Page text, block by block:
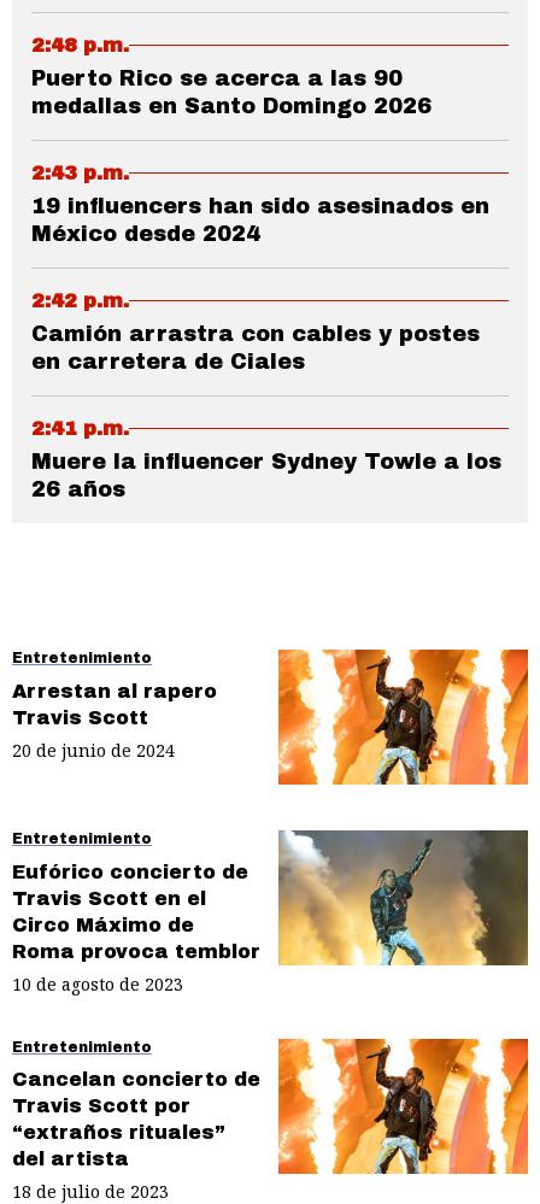
2:48 p.m.
Puerto Rico se acerca a las 90
medallas en Santo Domingo 2026
2:43 p.m.
19 influencers han sido asesinados en
México desde 2024
2:42 p.m.
Camión arrastra con cables y postes
en carretera de Ciales
2:41 p.m.
Muere la influencer Sydney Towle a los
26 años
Entretenimiento
Arrestan al rapero
Travis Scott
20 de junio de 2024
Entretenimiento
Eufórico concierto de
Travis Scott en el
Circo Máximo de
Roma provoca temblor
10 de agosto de 2023
Entretenimiento
Cancelan concierto de
Travis Scott por
“extraños rituales”
del artista
18 de julio de 2023